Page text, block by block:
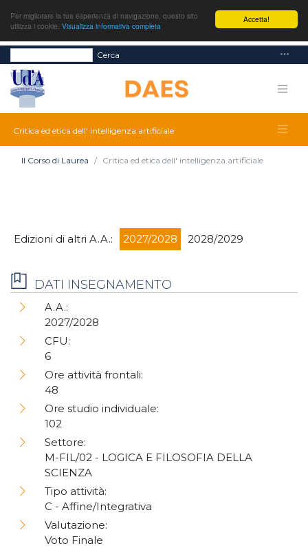
Accetta!
Per migliorare la tua esperienza di navigazione, questo sito
utilizza i cookie. Visualizza informativa completa
Cerca
Critica ed etica dell' intelligenza artificiale
Il Corso di Laurea Critica ed etica dell' intelligenza artificiale
Edizioni di altri A.A.: 2027/2028 2028/2029
DATI INSEGNAMENTO
A.A.:
2027/2028
CFU:
6
Ore attività frontali:
48
Ore studio individuale:
102
Settore:
M-FIL/02 - LOGICA E FILOSOFIA DELLA
SCIENZA
Tipo attività:
C - Affine/Integrativa
Valutazione:
Voto Finale